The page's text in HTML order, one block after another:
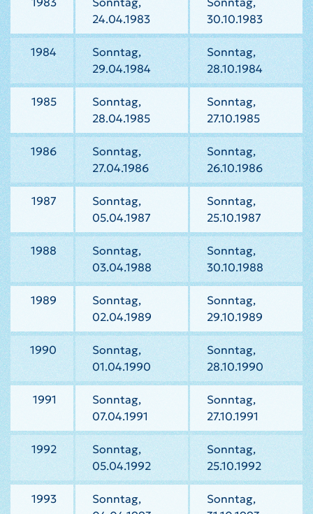
24.04.1983
30.10.1983
1984
Sonntag,
29.04.1984
Sonntag,
28.10.1984
1985
Sonntag,
28.04.1985
Sonntag,
27.10.1985
1986
Sonntag,
27.04.1986
Sonntag,
26.10.1986
1987
Sonntag,
05.04.1987
Sonntag,
25.10.1987
1988
Sonntag,
03.04.1988
Sonntag,
30.10.1988
1989
Sonntag,
02.04.1989
Sonntag,
29.10.1989
1990
Sonntag,
01.04.1990
Sonntag,
28.10.1990
1991
Sonntag,
07.04.1991
Sonntag,
27.10.1991
1992
Sonntag,
05.04.1992
Sonntag,
25.10.1992
1993
Sonntag,
Sonntag,